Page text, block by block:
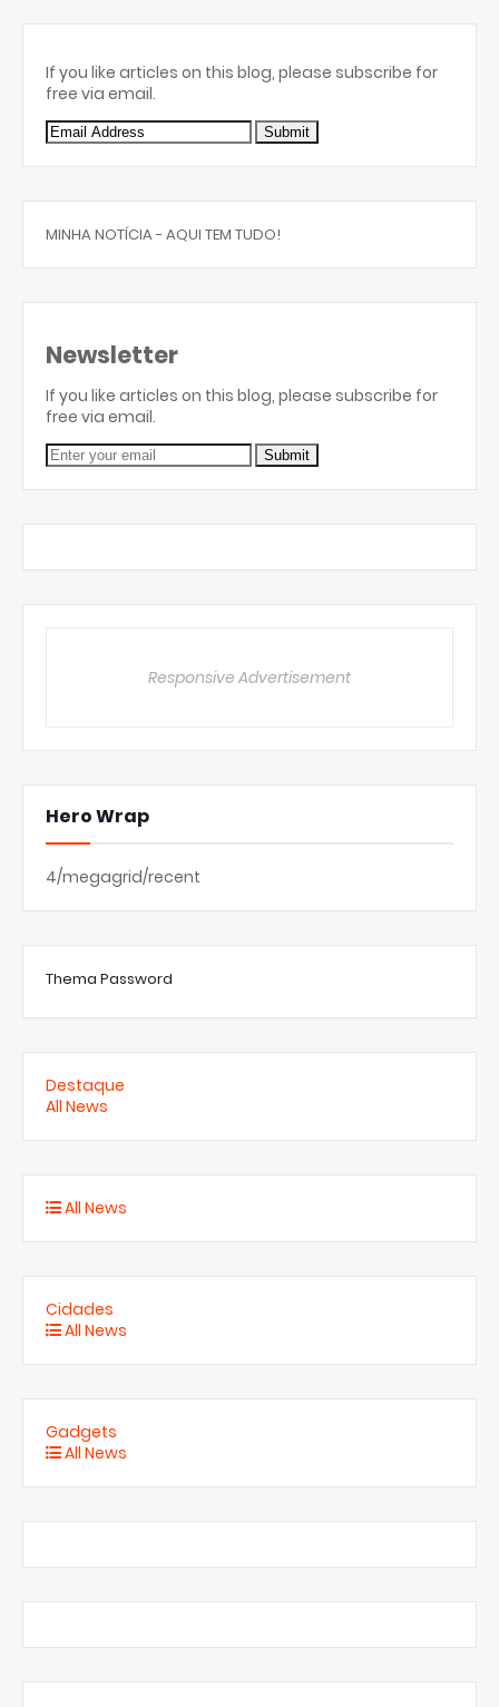
If you like articles on this blog, please subscribe for
free via email.
MINHA NOTÍCIA - AQUI TEM TUDO!
Newsletter
If you like articles on this blog, please subscribe for
free via email.
Responsive Advertisement
Hero Wrap
4/megagrid/recent
Thema Password
Destaque
All News
All News
Cidades
All News
Gadgets
All News